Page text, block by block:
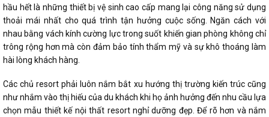
hầu hết là những thiết bị vệ sinh cao cấp mang lại công năng sử dụng
thoải mái nhất cho quá trình tận hưởng cuộc sống. Ngăn cách với
nhau bằng vách kính cường lực trong suốt khiến gian phòng không chỉ
trông rộng hơn mà còn đảm bảo tính thẩm mỹ và sự khô thoáng làm
hài lòng khách hàng.
Các chủ resort phải luôn nắm bắt xu hướng thị trường kiến trúc cũng
như nhắm vào thị hiếu của du khách khi họ ảnh hưởng đến nhu cầu lựa
chọn mẫu thiết kế nội thất resort nghỉ dưỡng đẹp. Để rõ hơn và nắm